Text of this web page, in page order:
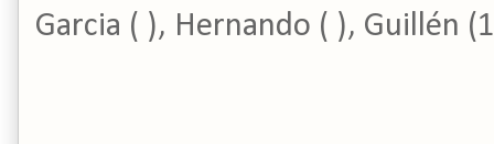
Garcia ( ), Hernando ( ), Guillén